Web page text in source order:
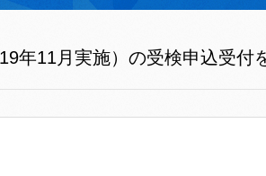
年11月実施）の受検申込受付